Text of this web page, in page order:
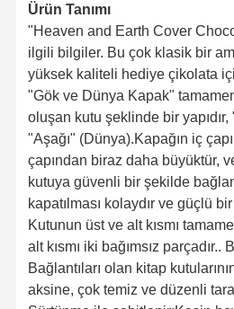
Ürün Tanımı
"Heaven and Earth Cover
ilgili bilgiler. Bu çok klasik bir
yüksek kaliteli hediye çikolata
"Gök ve Dünya Kapak"
oluşan kutu şeklinde bir
"Aşağı" (Dünya).Kapağın iç
çapından biraz daha büyüktür,
kutuya güvenli bir şekilde
kapatılması kolaydır ve güçlü
Kutunun üst ve alt kısmı
alt kısmı iki bağımsız parçadır..
Bağlantıları olan kitap
aksine, çok temiz ve düzenli